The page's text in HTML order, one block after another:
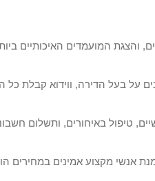
והצגת המועמדים האיכותיים
על בעל הדירה, ווידוא קבלת כל
טיפול באיחורים, ותשלום
אנשי מקצוע אמינים במחירים